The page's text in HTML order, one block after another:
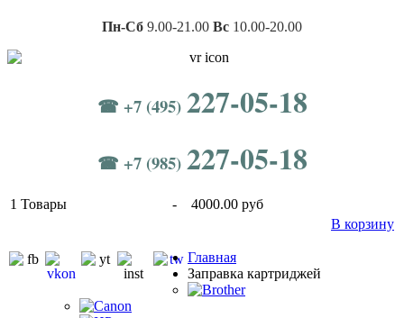
Пн-Сб 9.00-21.00 Вс 10.00-20.00
☎ +7 (495) 227-05-18
☎ +7 (985) 227-05-18
1 Товары -
4000.00 руб
В корзину
Главная
Заправка картриджей